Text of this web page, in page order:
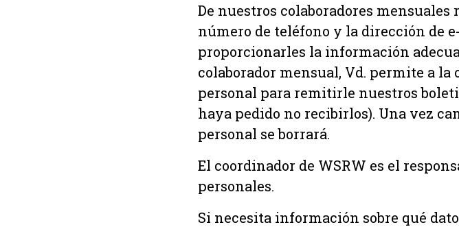
De nuestros colaboradores
número de teléfono y la dirección de
proporcionarles la información
colaborador mensual, Vd. permite a
personal para remitirle nuestros
haya pedido no recibirlos). Una vez
personal se borrará.
El coordinador de WSRW es el
personales.
Si necesita información sobre qué